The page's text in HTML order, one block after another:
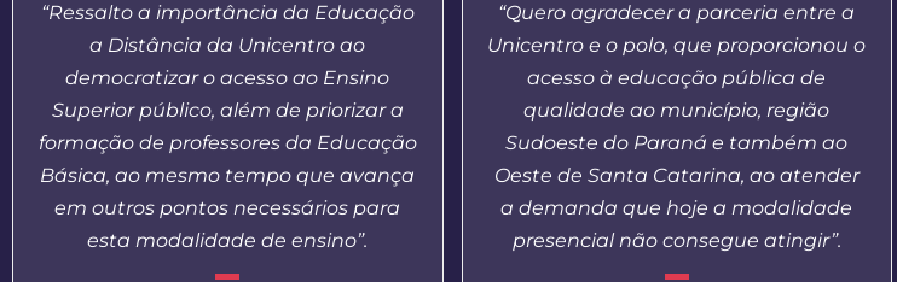
“Ressalto a importância da Educação
a Distância da Unicentro ao
democratizar o acesso ao Ensino
Superior público, além de priorizar a
formação de professores da Educação
Básica, ao mesmo tempo que avança
em outros pontos necessários para
esta modalidade de ensino”.
“Quero agradecer a parceria entre a
Unicentro e o polo, que proporcionou o
acesso à educação pública de
qualidade ao município, região
Sudoeste do Paraná e também ao
Oeste de Santa Catarina, ao atender
a demanda que hoje a modalidade
presencial não consegue atingir”.